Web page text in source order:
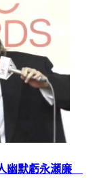
幽默虧永瀬廉